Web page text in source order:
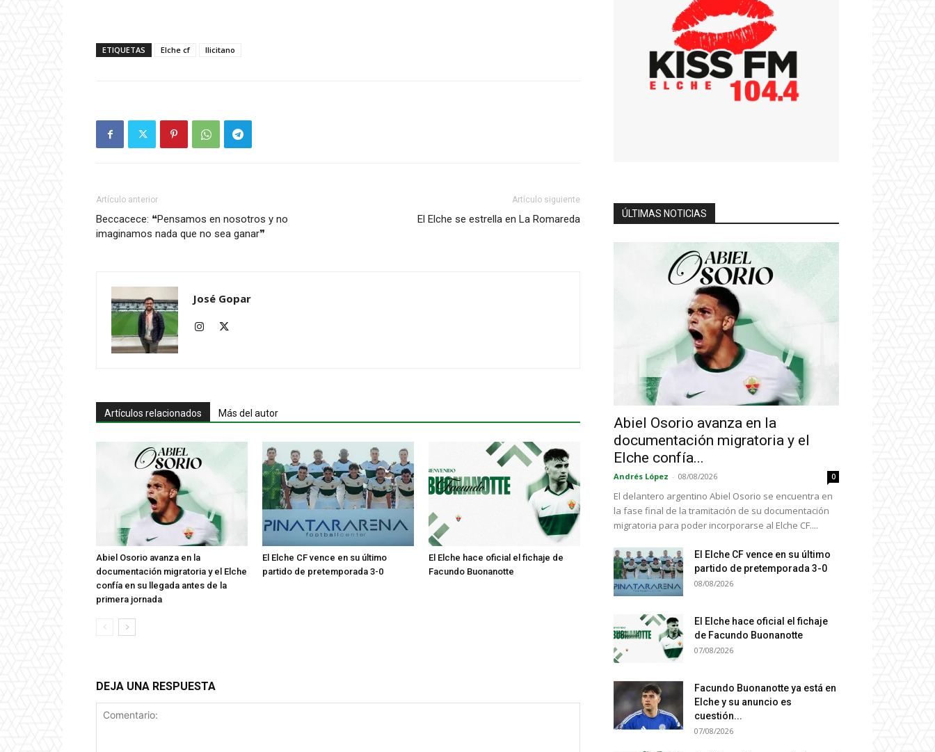
ETIQUETAS Elche cf Ilicitano
Artículo anterior
Beccacece: ❝Pensamos en nosotros y no
imaginamos nada que no sea ganar❞
Artículo siguiente
El Elche se estrella en La Romareda
José Gopar
Artículos relacionados Más del autor
Abiel Osorio avanza en la
documentación migratoria y el Elche
confía en su llegada antes de la
primera jornada
El Elche CF vence en su último
partido de pretemporada 3-0
El Elche hace oficial el fichaje de
Facundo Buonanotte
DEJA UNA RESPUESTA
ÚLTIMAS NOTICIAS
Abiel Osorio avanza en la
documentación migratoria y el
Elche confía...
Andrés López - 08/08/2026 0
El delantero argentino Abiel Osorio se encuentra en
la fase final de la tramitación de su documentación
migratoria para poder incorporarse al Elche CF....
El Elche CF vence en su último
partido de pretemporada 3-0
08/08/2026
El Elche hace oficial el fichaje
de Facundo Buonanotte
07/08/2026
Facundo Buonanotte ya está en
Elche y su anuncio es
cuestión...
07/08/2026